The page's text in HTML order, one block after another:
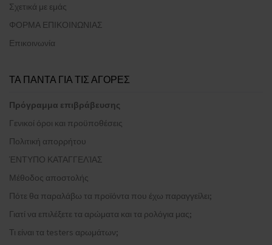
Σχετικά με εμάς
ΦΟΡΜΑ ΕΠΙΚΟΙΝΩΝΙΑΣ
Επικοινωνία
ΤΑ ΠΑΝΤΑ ΓΙΑ ΤΙΣ ΑΓΟΡΕΣ
Πρόγραμμα επιβράβευσης
Γενικοί όροι και προϋποθέσεις
Πολιτική απορρήτου
ΈΝΤΥΠΟ ΚΑΤΑΓΓΕΛΊΑΣ
Μέθοδος αποστολής
Πότε θα παραλάβω τα προϊόντα που έχω παραγγείλει;
Γιατί να επιλέξετε τα αρώματα και τα ρολόγια μας;
Τι είναι τα testers αρωμάτων;